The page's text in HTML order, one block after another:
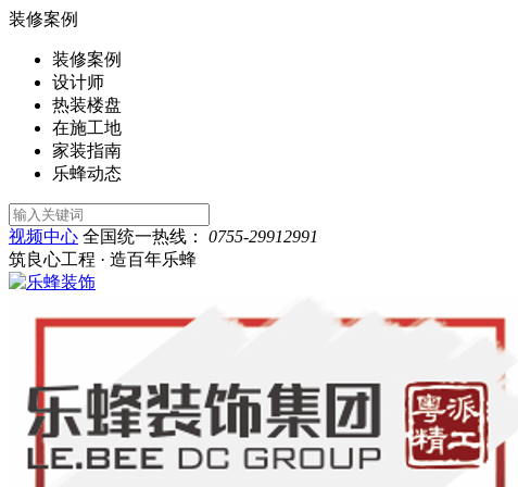
装修案例
装修案例
设计师
热装楼盘
在施工地
家装指南
乐蜂动态
视频中心 全国统一热线：
0755-29912991
筑良心工程 · 造百年乐蜂